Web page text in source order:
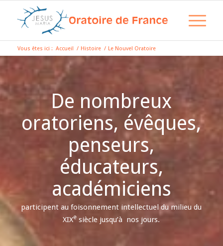
Vous êtes ici : Accueil / Histoire / Le Nouvel Oratoire
De nombreux
oratoriens, évêques,
penseurs,
éducateurs,
académiciens
participent au foisonnement intellectuel du milieu du
XIXe siècle jusqu’à nos jours.